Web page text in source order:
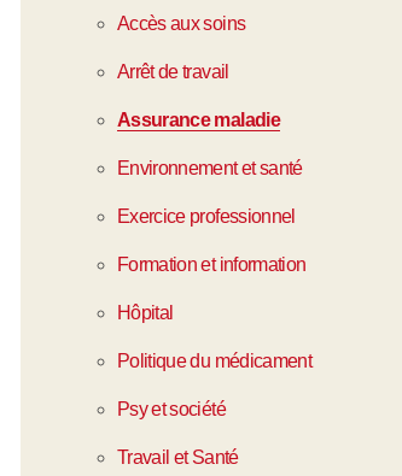
Accès aux soins
Arrêt de travail
Assurance maladie
Environnement et santé
Exercice professionnel
Formation et information
Hôpital
Politique du médicament
Psy et société
Travail et Santé